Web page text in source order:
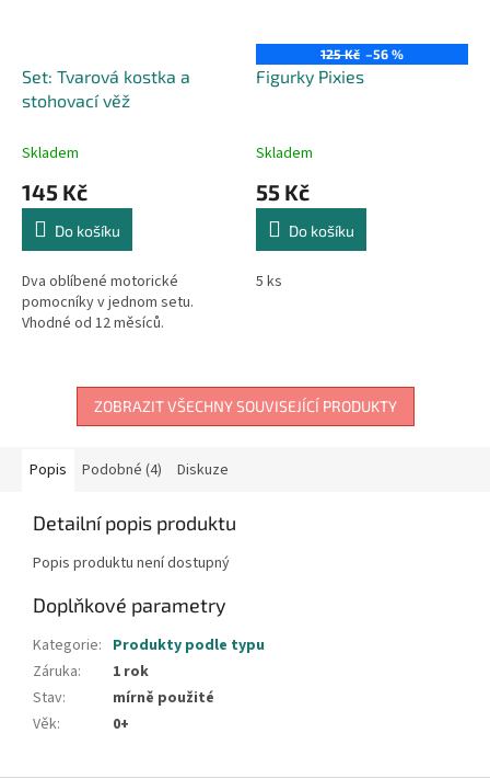
Set: Tvarová kostka a
stohovací věž
Skladem
145 Kč
Do košíku
Dva oblíbené motorické
pomocníky v jednom setu.
Vhodné od 12 měsíců.
125 Kč –56 %
Figurky Pixies
Skladem
55 Kč
Do košíku
5 ks
ZOBRAZIT VŠECHNY SOUVISEJÍCÍ PRODUKTY
Popis Podobné (4) Diskuze
Detailní popis produktu
Popis produktu není dostupný
Doplňkové parametry
Kategorie: Produkty podle typu
Záruka:
1 rok
Stav:
mírně použité
Věk: 0+